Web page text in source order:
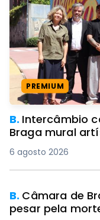
PREMIUM
B. Intercâmbio com
Braga mural
6 agosto 2026
B. Câmara de
pesar pela